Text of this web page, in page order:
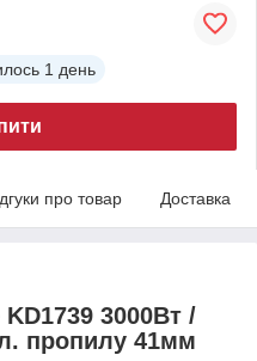
1 день
про товар Доставка
3000Вт /
пропилу 41мм